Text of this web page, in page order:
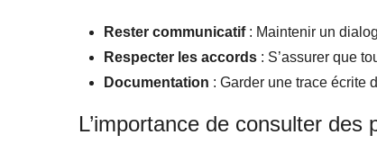
Rester communicatif: Maintenir un
Respecter les accords : S’assurer que
Documentation : Garder une trace écrite
L’importance de consulter des